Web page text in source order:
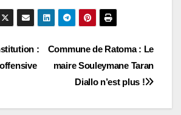
Commune de Ratoma : Le
maire Souleymane Taran
Diallo n’est plus !
: